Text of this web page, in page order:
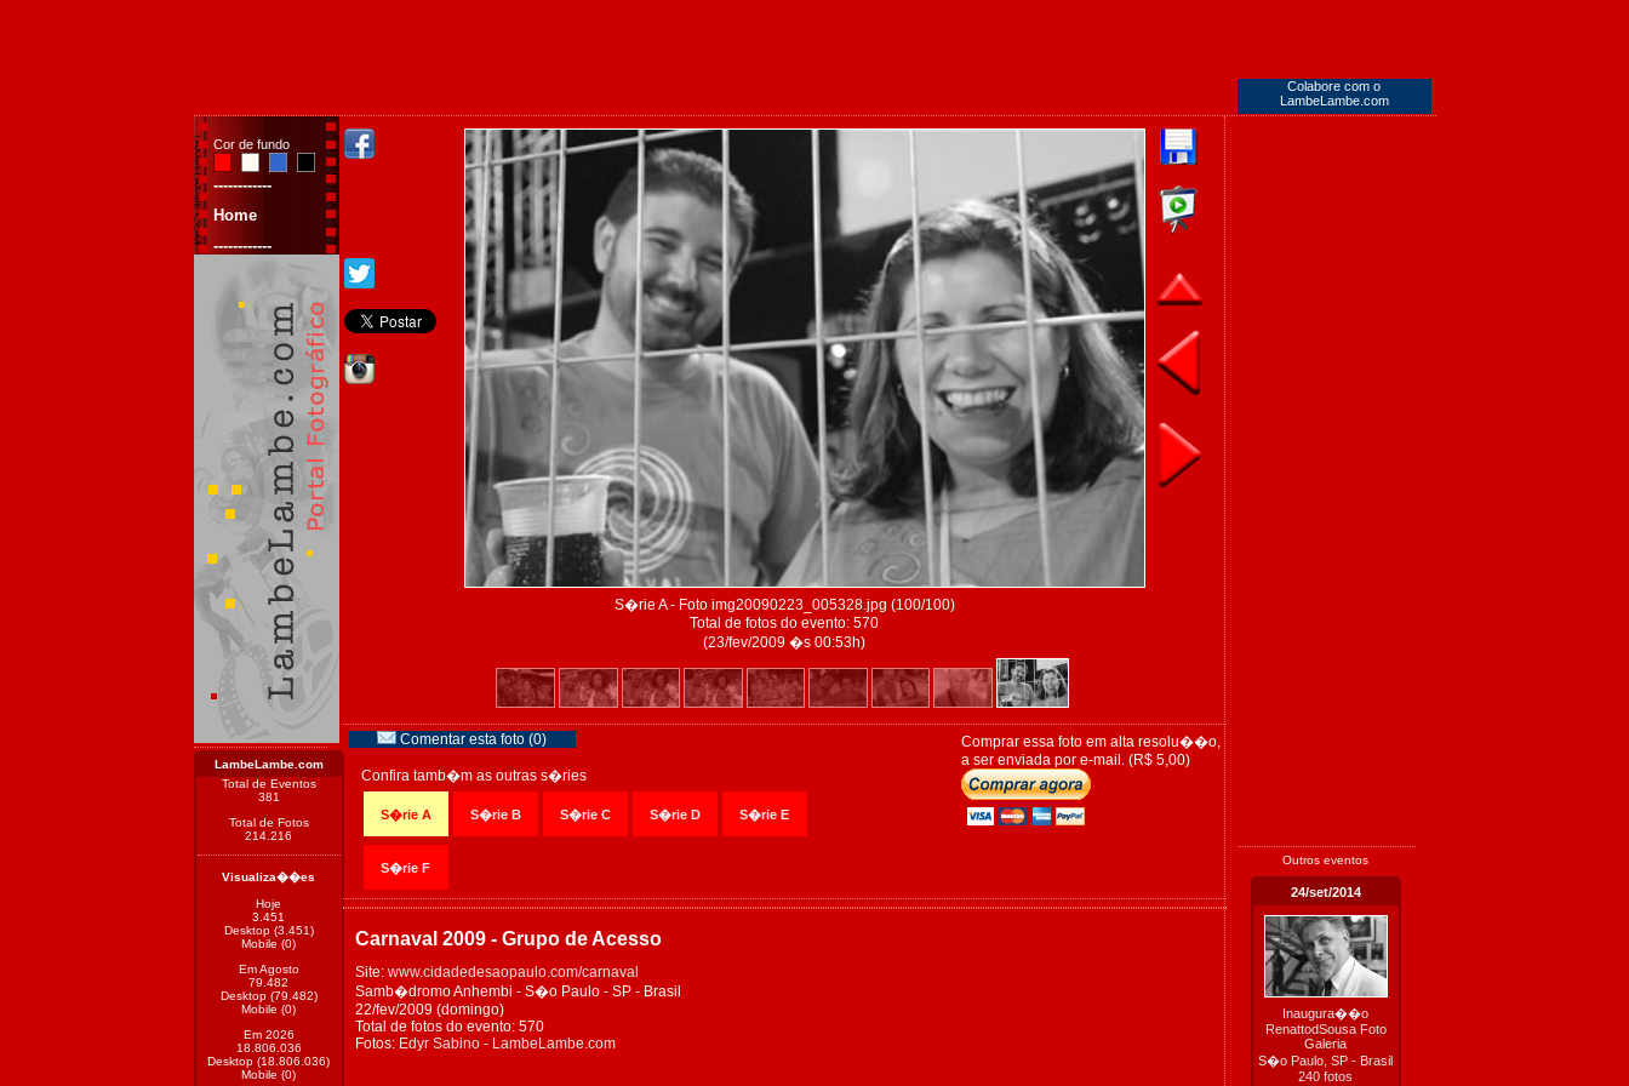
Colabore com o
LambeLambe.com
Cor de fundo
------------
Home
------------
LambeLambe.com
Total de Eventos
381
Total de Fotos
214.216
Visualiza��es
Hoje
3.451
Desktop (3.451)
Mobile (0)
Em Agosto
79.482
Desktop (79.482)
Mobile (0)
Em 2026
18.806.036
Desktop (18.806.036)
Mobile (0)
S�rie A - Foto img20090223_005328.jpg (100/100)
Total de fotos do evento: 570
(23/fev/2009 �s 00:53h)
Comprar essa foto em alta resolu��o,
a ser enviada por e-mail. (R$ 5,00)
Comentar esta foto (0)
Confira tamb�m as outras s�ries
S�rie A S�rie B S�rie C S�rie D S�rie E
S�rie F
Carnaval 2009 - Grupo de Acesso
Site: www.cidadedesaopaulo.com/carnaval
Samb�dromo Anhembi - S�o Paulo - SP - Brasil
22/fev/2009 (domingo)
Total de fotos do evento: 570
Fotos: Edyr Sabino - LambeLambe.com
Outros eventos
24/set/2014
Inaugura��o
RenattodSousa Foto
Galeria
S�o Paulo, SP - Brasil
240 fotos